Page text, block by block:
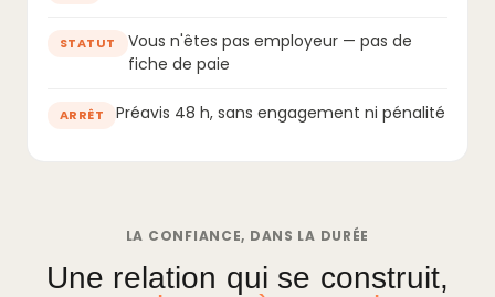
STATUT
Vous n'êtes pas employeur — pas de
fiche de paie
ARRÊT Préavis 48 h, sans engagement ni pénalité
LA CONFIANCE, DANS LA DURÉE
Une relation qui se construit,